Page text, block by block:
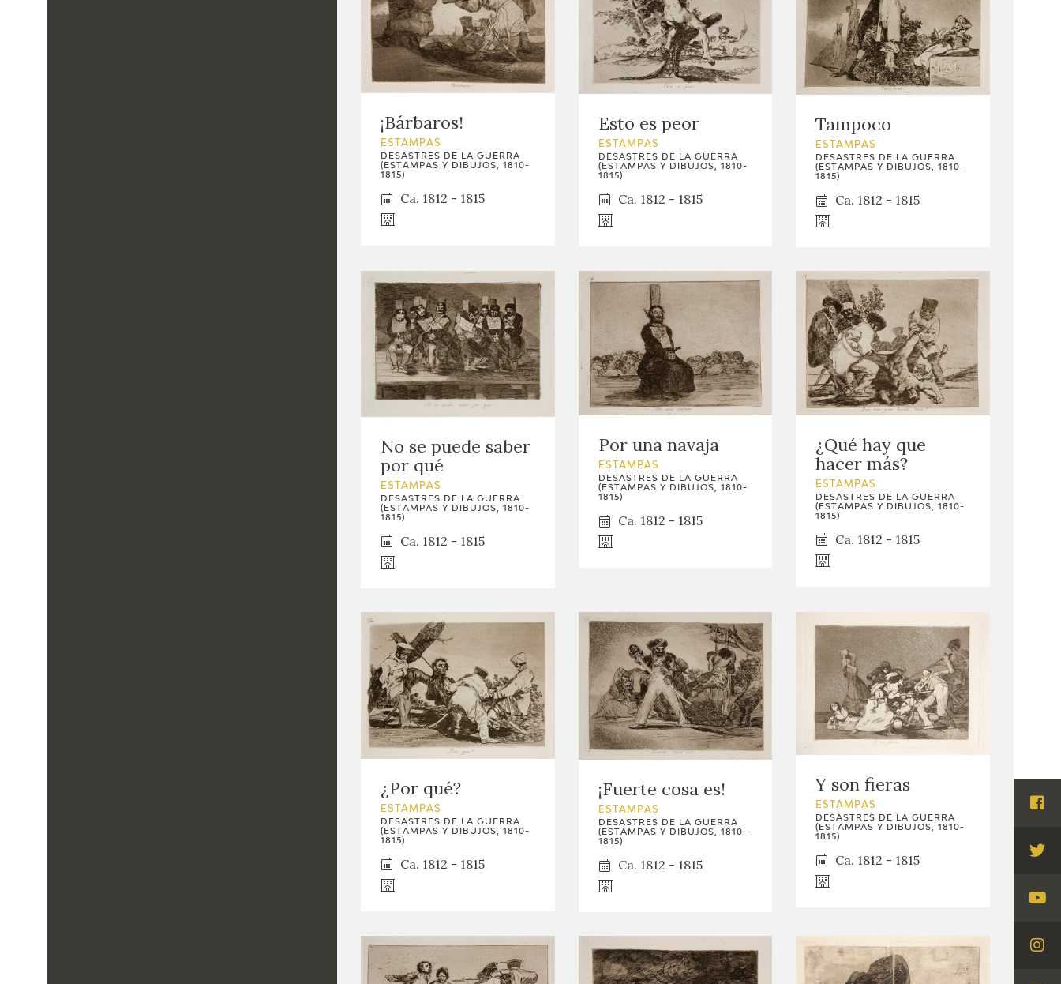
¡Bárbaros!
ESTAMPAS
DESASTRES DE LA GUERRA
(ESTAMPAS Y DIBUJOS, 1810-
1815)
Ca. 1812 - 1815
Esto es peor
ESTAMPAS
DESASTRES DE LA GUERRA
(ESTAMPAS Y DIBUJOS, 1810-
1815)
Ca. 1812 - 1815
Tampoco
ESTAMPAS
DESASTRES DE LA GUERRA
(ESTAMPAS Y DIBUJOS, 1810-
1815)
Ca. 1812 - 1815
No se puede saber
por qué
ESTAMPAS
DESASTRES DE LA GUERRA
(ESTAMPAS Y DIBUJOS, 1810-
1815)
Ca. 1812 - 1815
Por una navaja
ESTAMPAS
DESASTRES DE LA GUERRA
(ESTAMPAS Y DIBUJOS, 1810-
1815)
Ca. 1812 - 1815
¿Qué hay que
hacer más?
ESTAMPAS
DESASTRES DE LA GUERRA
(ESTAMPAS Y DIBUJOS, 1810-
1815)
Ca. 1812 - 1815
¿Por qué?
ESTAMPAS
DESASTRES DE LA GUERRA
(ESTAMPAS Y DIBUJOS, 1810-
1815)
Ca. 1812 - 1815
¡Fuerte cosa es!
ESTAMPAS
DESASTRES DE LA GUERRA
(ESTAMPAS Y DIBUJOS, 1810-
1815)
Ca. 1812 - 1815
Y son fieras
ESTAMPAS
DESASTRES DE LA GUERRA
(ESTAMPAS Y DIBUJOS, 1810-
1815)
Ca. 1812 - 1815